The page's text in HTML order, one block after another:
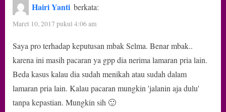
Hairi Yanti berkata:
Maret 10, 2017 pukul 4:06 am
Saya pro terhadap keputusan mbak Selma. Benar mbak..
karena ini masih pacaran ya gpp dia nerima lamaran pria lain.
Beda kasus kalau dia sudah menikah atau sudah dalam
lamaran pria lain. Kalau pacaran mungkin 'jalanin aja dulu'
tanpa kepastian. Mungkin sih 🙂